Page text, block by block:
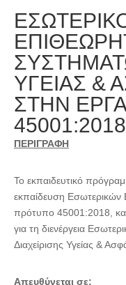
ΥΓΕΙΑΣ &
ΣΤΗΝ
45001:2018
ΠΕΡΙΓΡΑΦΗ
Το εκπαιδευτικό
εκπαίδευση
πρότυπο 45001:2018,
για τη διενέργεια
Διαχείρισης Υγείας &
Απευθύνεται σε: